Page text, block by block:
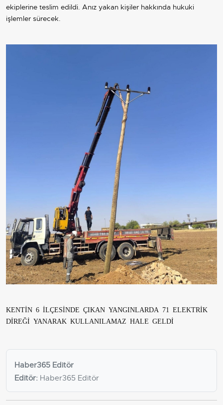
ekiplerine teslim edildi. Anız yakan kişiler hakkında hukuki
işlemler sürecek.
KENTİN 6 İLÇESİNDE ÇIKAN YANGINLARDA 71 ELEKTRİK
DİREĞİ YANARAK KULLANILAMAZ HALE GELDİ
Haber365 Editör
Editör: Haber365 Editör